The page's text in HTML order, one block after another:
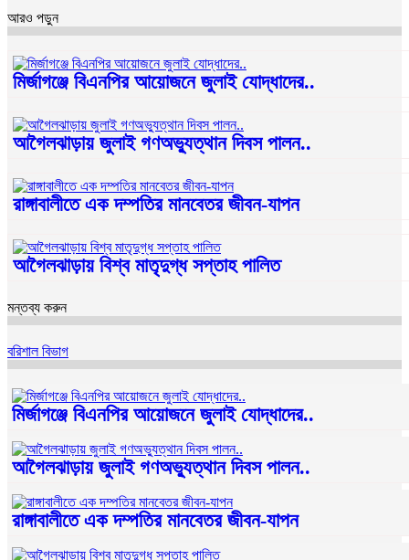
আরও পড়ুন
মির্জাগঞ্জে বিএনপির আয়োজনে জুলাই যোদ্ধাদের..
আগৈলঝাড়ায় জুলাই গণঅভ্যুত্থান দিবস পালন..
রাঙ্গাবালীতে এক দম্পতির মানবেতর জীবন-যাপন
আগৈলঝাড়ায় বিশ্ব মাতৃদুগ্ধ সপ্তাহ পালিত
মন্তব্য করুন
বরিশাল বিভাগ
মির্জাগঞ্জে বিএনপির আয়োজনে জুলাই যোদ্ধাদের..
আগৈলঝাড়ায় জুলাই গণঅভ্যুত্থান দিবস পালন..
রাঙ্গাবালীতে এক দম্পতির মানবেতর জীবন-যাপন